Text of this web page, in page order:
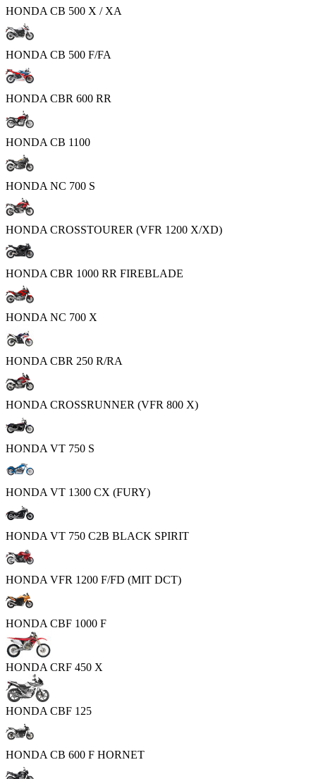
HONDA CB 500 X / XA
HONDA CB 500 F/FA
HONDA CBR 600 RR
HONDA CB 1100
HONDA NC 700 S
HONDA CROSSTOURER (VFR 1200 X/XD)
HONDA CBR 1000 RR FIREBLADE
HONDA NC 700 X
HONDA CBR 250 R/RA
HONDA CROSSRUNNER (VFR 800 X)
HONDA VT 750 S
HONDA VT 1300 CX (FURY)
HONDA VT 750 C2B BLACK SPIRIT
HONDA VFR 1200 F/FD (MIT DCT)
HONDA CBF 1000 F
HONDA CRF 450 X
HONDA CBF 125
HONDA CB 600 F HORNET